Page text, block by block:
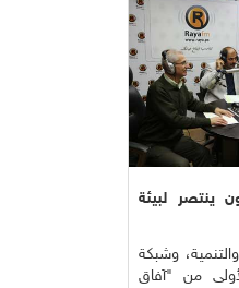
ينتصر لبيئة
وشبكة
من "آفاق